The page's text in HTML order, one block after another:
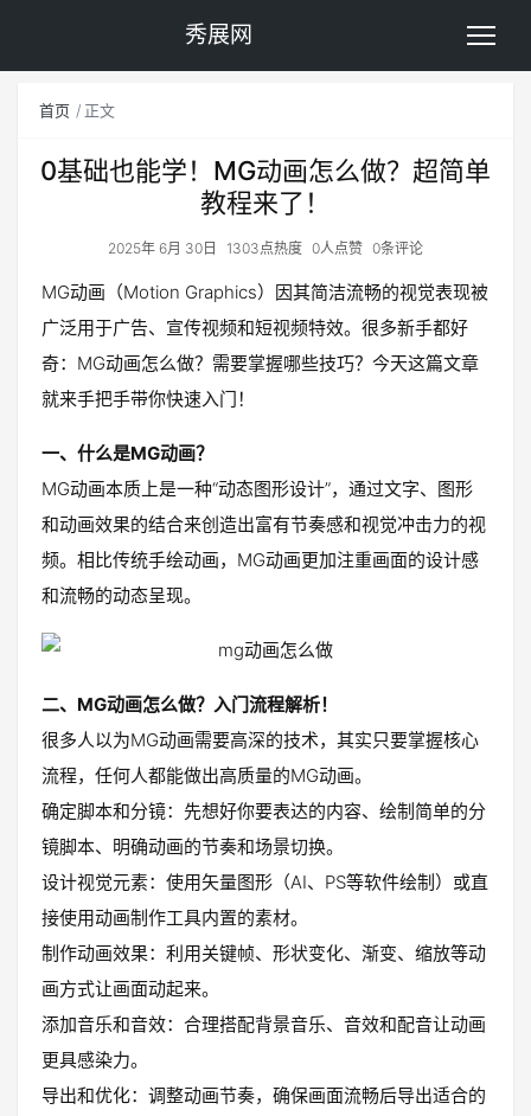
秀展网
首页 正文
0基础也能学！MG动画怎么做？超简单
教程来了！
2025年 6月 30日 1303点热度 0人点赞 0条评论
MG动画（Motion Graphics）因其简洁流畅的视觉表现被
广泛用于广告、宣传视频和短视频特效。很多新手都好
奇：MG动画怎么做？需要掌握哪些技巧？今天这篇文章
就来手把手带你快速入门！
一、什么是MG动画？
MG动画本质上是一种“动态图形设计”，通过文字、图形
和动画效果的结合来创造出富有节奏感和视觉冲击力的视
频。相比传统手绘动画，MG动画更加注重画面的设计感
和流畅的动态呈现。
二、MG动画怎么做？入门流程解析！
很多人以为MG动画需要高深的技术，其实只要掌握核心
流程，任何人都能做出高质量的MG动画。
确定脚本和分镜：先想好你要表达的内容、绘制简单的分
镜脚本、明确动画的节奏和场景切换。
设计视觉元素：使用矢量图形（AI、PS等软件绘制）或直
接使用动画制作工具内置的素材。
制作动画效果：利用关键帧、形状变化、渐变、缩放等动
画方式让画面动起来。
添加音乐和音效：合理搭配背景音乐、音效和配音让动画
更具感染力。
导出和优化：调整动画节奏，确保画面流畅后导出适合的